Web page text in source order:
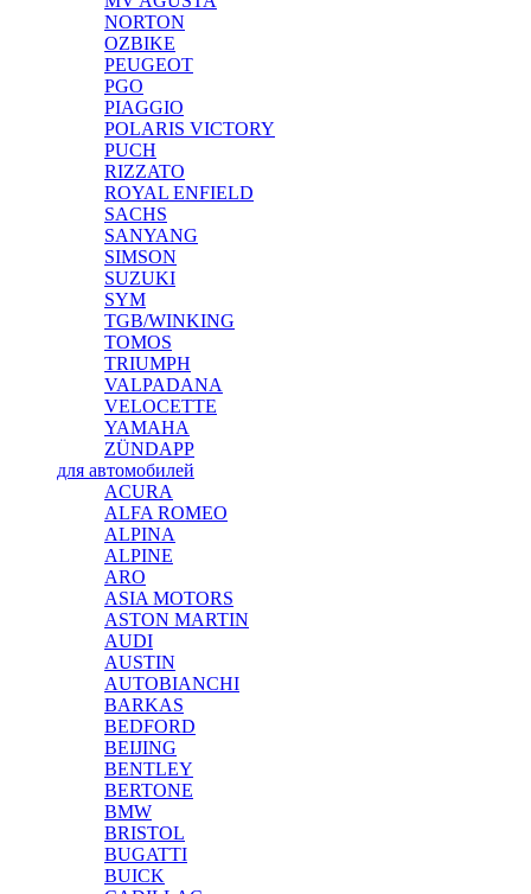
NORTON
OZBIKE
PEUGEOT
PGO
PIAGGIO
POLARIS VICTORY
PUCH
RIZZATO
ROYAL ENFIELD
SACHS
SANYANG
SIMSON
SUZUKI
SYM
TGB/WINKING
TOMOS
TRIUMPH
VALPADANA
VELOCETTE
YAMAHA
ZÜNDAPP
для автомобилей
ACURA
ALFA ROMEO
ALPINA
ALPINE
ARO
ASIA MOTORS
ASTON MARTIN
AUDI
AUSTIN
AUTOBIANCHI
BARKAS
BEDFORD
BEIJING
BENTLEY
BERTONE
BMW
BRISTOL
BUGATTI
BUICK